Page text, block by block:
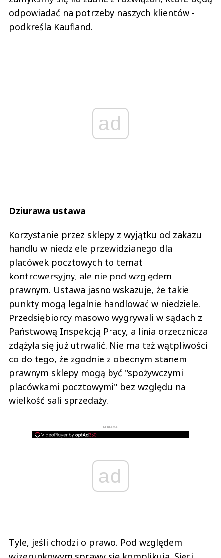
odpowiadać na potrzeby naszych klientów -
podkreśla Kaufland.
ad
Dziurawa ustawa
Korzystanie przez sklepy z wyjątku od zakazu
handlu w niedziele przewidzianego dla
placówek pocztowych to temat
kontrowersyjny, ale nie pod względem
prawnym. Ustawa jasno wskazuje, że takie
punkty mogą legalnie handlować w niedziele.
Przedsiębiorcy masowo wygrywali w sądach z
Państwową Inspekcją Pracy, a linia orzecznicza
zdążyła się już utrwalić. Nie ma też wątpliwości
co do tego, że zgodnie z obecnym stanem
prawnym sklepy mogą być "spożywczymi
placówkami pocztowymi" bez względu na
wielkość sali sprzedaży.
REKLAMA
ad
Tyle, jeśli chodzi o prawo. Pod względem